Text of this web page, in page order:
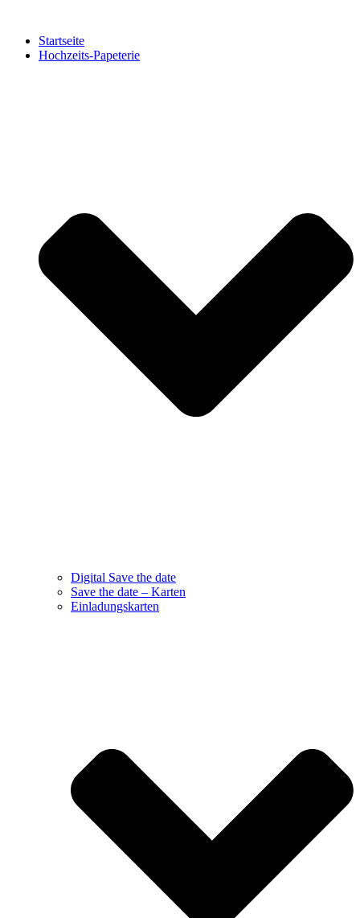
springenStartseite
Hochzeits-Papeterie
Digital Save the date
Save the date – Karten
Einladungskarten